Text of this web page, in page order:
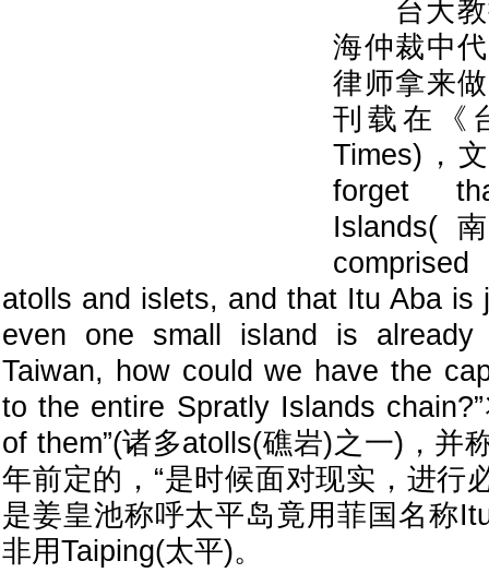
台大教
海仲裁中
律师拿来
刊载在《
Times)，
forget
atolls and islets, and that Itu Aba is
even one small island is already
Taiwan, how could we have the
to the entire Spratly Islands
of them”(诸多atolls(礁岩)之一)，并
年前定的，“是时候面对现实，进行
是姜皇池称呼太平岛竟用菲国名称
非用Taiping(太平)。